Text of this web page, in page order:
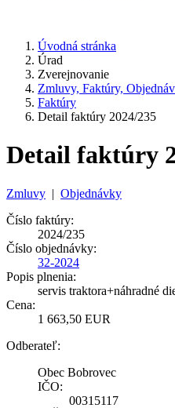
Úvodná stránka
Úrad
Zverejnovanie
Zmluvy, Faktúry,
Faktúry
Detail faktúry 2024/235
Detail faktúry
Zmluvy | Objednávky
Číslo faktúry:
2024/235
Číslo objednávky:
32-2024
Popis plnenia:
servis traktora+náhradné
Cena:
1 663,50 EUR
Odberateľ:
Obec Bobrovec
IČO:
00315117